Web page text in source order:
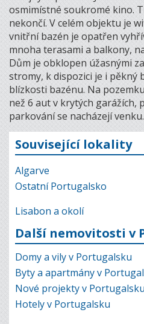
osmimístné soukromé kino.
nekončí. V celém objektu je
vnitřní bazén je opatřen
mnoha terasami a balkony,
Dům je obklopen úžasnými
stromy, k dispozici je i pěkný
blízkosti bazénu. Na
než 6 aut v krytých garážích,
parkování se nacházejí venku.
Související lokality
Algarve
Ostatní Portugalsko
Lisabon a okolí
Další nemovitosti v
Domy a vily v Portugalsku
Byty a apartmány v
Nové projekty v Portugalsku
Hotely v Portugalsku